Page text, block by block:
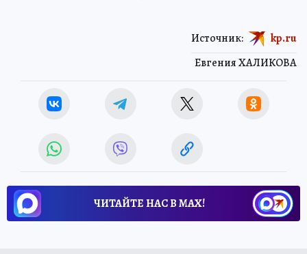
Евгения ХАЛИКОВА
Источник: kp.ru
ЧИТАЙТЕ НАС В МАХ!